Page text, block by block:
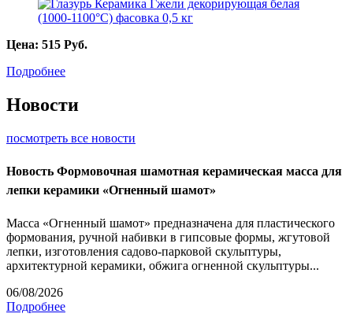
Цена: 515 Руб.
Подробнее
Новости
посмотреть все новости
Новость Формовочная шамотная керамическая масса для
лепки керамики «Огненный шамот»
Масса «Огненный шамот» предназначена для пластического
формования, ручной набивки в гипсовые формы, жгутовой
лепки, изготовления садово-парковой скульптуры,
архитектурной керамики, обжига огненной скульптуры...
06/08/2026
Подробнее